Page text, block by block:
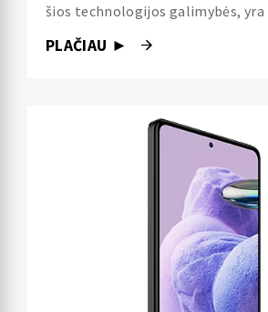
šios technologijos galimybės, yra
PLAČIAU ►